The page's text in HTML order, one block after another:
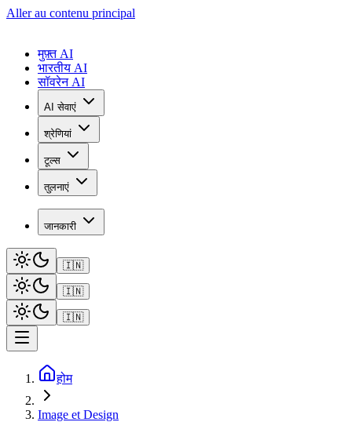
Aller au contenu principal
मुफ़्त AI
भारतीय AI
सॉवरेन AI
AI सेवाएं
श्रेणियां
टूल्स
तुलनाएं
जानकारी
🇮🇳
🇮🇳
🇮🇳
होम
Image et Design